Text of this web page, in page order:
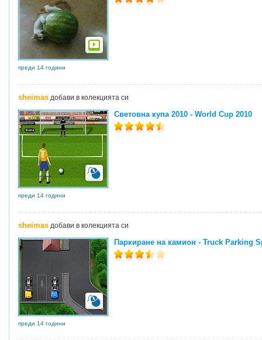
преди 14 години
sheimas добави в колекцията си
Световна купа 2010 - World Cup 2010
преди 14 години
sheimas добави в колекцията си
Паркиране на камион - Truck Parking
преди 14 години